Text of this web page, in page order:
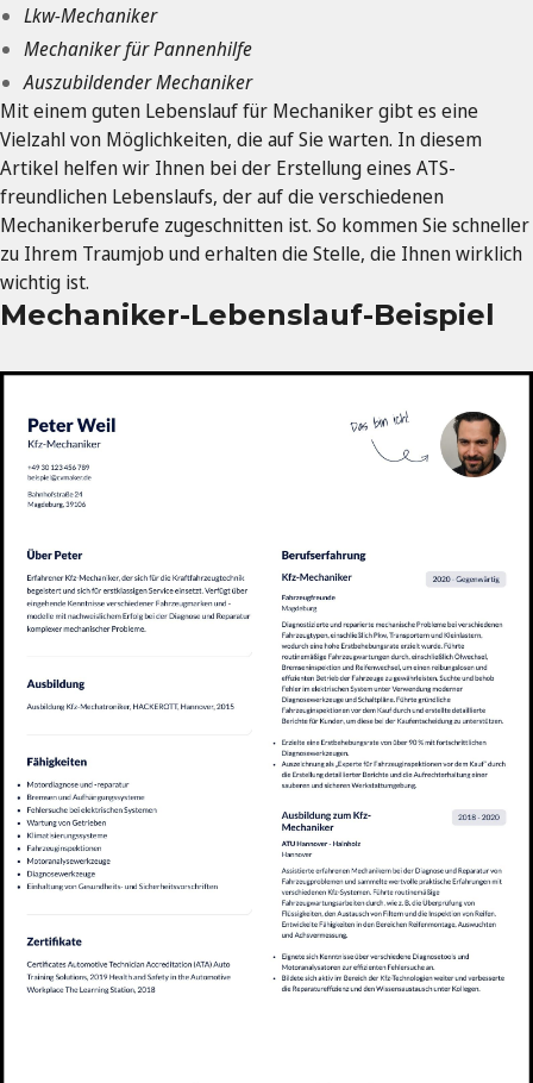
Lkw-Mechaniker
Mechaniker für Pannenhilfe
Auszubildender Mechaniker
Mit einem guten Lebenslauf für Mechaniker gibt es eine
Vielzahl von Möglichkeiten, die auf Sie warten. In diesem
Artikel helfen wir Ihnen bei der Erstellung eines ATS-
freundlichen Lebenslaufs, der auf die verschiedenen
Mechanikerberufe zugeschnitten ist. So kommen Sie schneller
zu Ihrem Traumjob und erhalten die Stelle, die Ihnen wirklich
wichtig ist.
Mechaniker-Lebenslauf-Beispiel